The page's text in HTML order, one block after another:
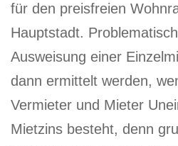
für den preisfreien
Hauptstadt.
Ausweisung einer
dann ermittelt werden,
Vermieter und Mieter
Mietzins besteht, denn